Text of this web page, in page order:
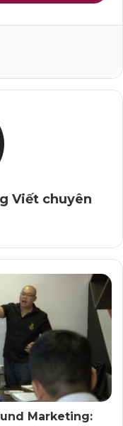
ngoe thật!
làm nội dung mới
kỹ năng viết lách,
Tác giả Trung
“hỏi gì, sếp
học viên của
quá, để hôm sau
khi cả tháng.
để triển khai…”.
có việc đột xuất
Viết chuyên
Marketing: